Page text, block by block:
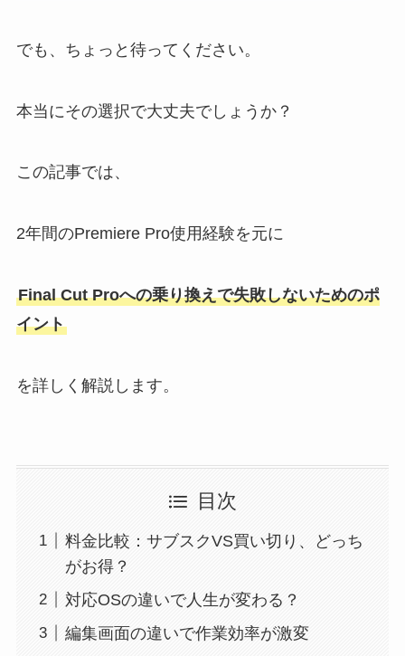
でも、ちょっと待ってください。
本当にその選択で大丈夫でしょうか？
この記事では、
2年間のPremiere Pro使用経験を元に
Final Cut Proへの乗り換えで失敗しないためのポ
イント
を詳しく解説します。
目次
料金比較：サブスクVS買い切り、どっち
がお得？
対応OSの違いで人生が変わる？
編集画面の違いで作業効率が激変